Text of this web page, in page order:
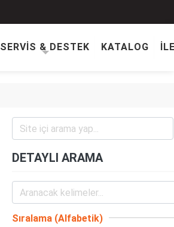
SERVİS & DESTEK KATALOG
DETAYLI ARAMA
Sıralama (Alfabetik)